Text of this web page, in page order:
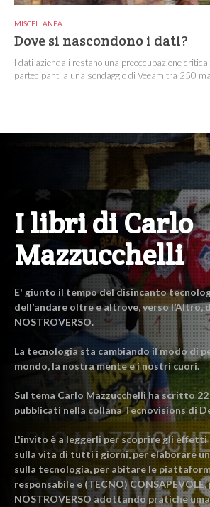
MISCELLANEA
Dove si nascondono i dati?
I dati aziendali restano una preoccupazione
partecipanti a una sondaggio di Veeam tra 250
I libri di Carlo
Mazzucchelli
E' giunto il tempo del disincanto
dell’andare oltre e altrove, verso l’Altro,
NOSTROVERSO.
La tecnologia sta cambiando il modo di
mondo, la nostra mente e i nostri cuori.
Sul tema Carlo Mazzucchelli ha scritto
pubblicati nella collana Tecnovisions di
L'invito è a leggerli per scoprire gli
sulla vita di tutti i giorni, per elaborare
sulla tecnologia, per abitare le
responsabile e (TECNO)
NOSTROVERSO adottando pratiche